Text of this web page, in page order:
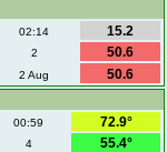
02:14
15.2
2
50.6
2 Aug
50.6
00:59
72.9°
4
55.4°